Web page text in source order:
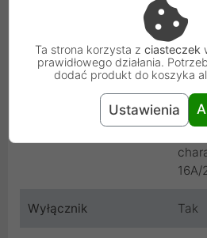
1.5 m
Kolor
16A/
Wyłącznik Tak
Ta strona korzysta z ciasteczek
prawidłowego działania.
dodać produkt do koszyka
Ustawienia